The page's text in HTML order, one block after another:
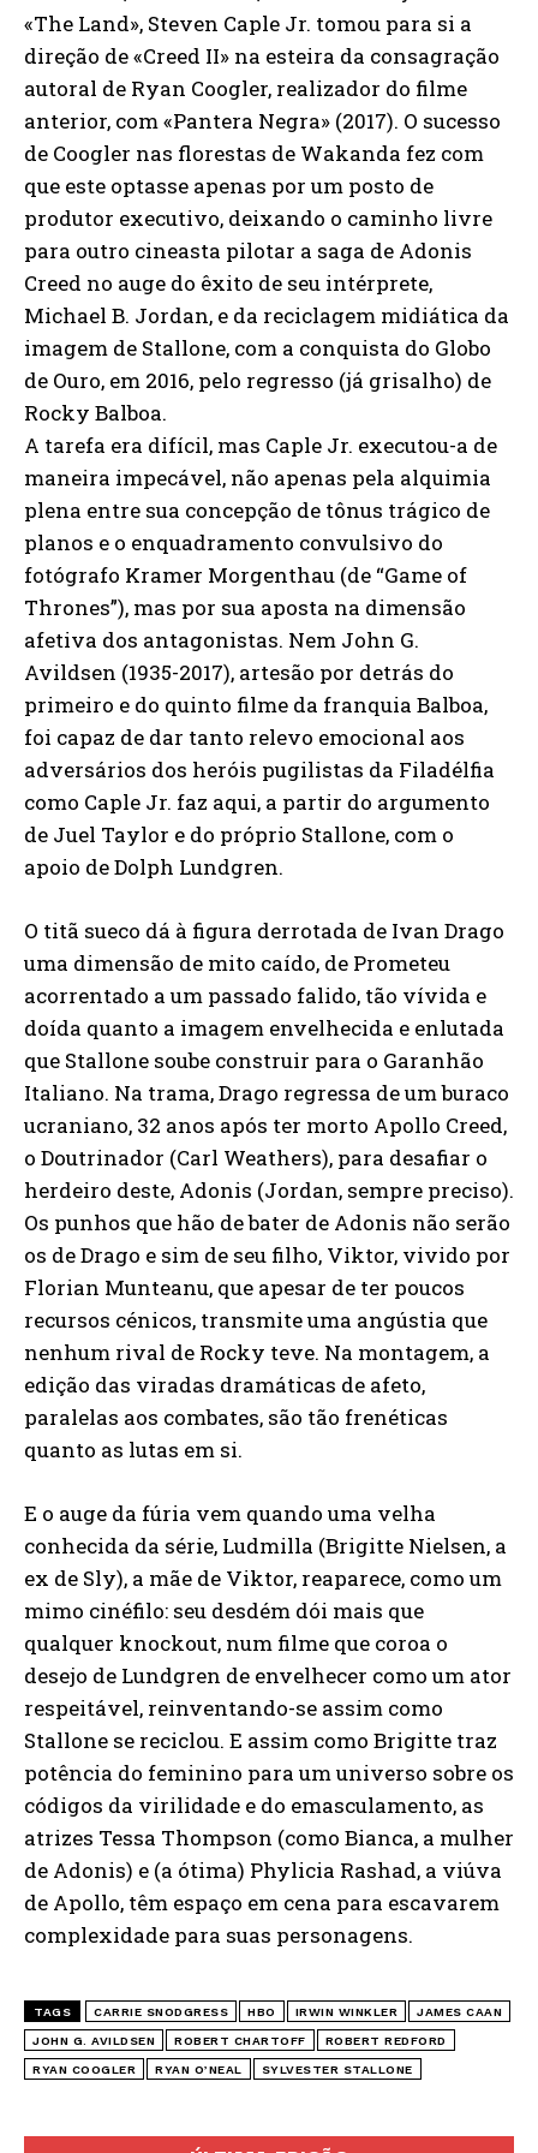
«The Land», Steven Caple Jr. tomou para si a
direção de «Creed II» na esteira da consagração
autoral de Ryan Coogler, realizador do filme
anterior, com «Pantera Negra» (2017). O sucesso
de Coogler nas florestas de Wakanda fez com
que este optasse apenas por um posto de
produtor executivo, deixando o caminho livre
para outro cineasta pilotar a saga de Adonis
Creed no auge do êxito de seu intérprete,
Michael B. Jordan, e da reciclagem midiática da
imagem de Stallone, com a conquista do Globo
de Ouro, em 2016, pelo regresso (já grisalho) de
Rocky Balboa.
A tarefa era difícil, mas Caple Jr. executou-a de
maneira impecável, não apenas pela alquimia
plena entre sua concepção de tônus trágico de
planos e o enquadramento convulsivo do
fotógrafo Kramer Morgenthau (de “Game of
Thrones”), mas por sua aposta na dimensão
afetiva dos antagonistas. Nem John G.
Avildsen (1935-2017), artesão por detrás do
primeiro e do quinto filme da franquia Balboa,
foi capaz de dar tanto relevo emocional aos
adversários dos heróis pugilistas da Filadélfia
como Caple Jr. faz aqui, a partir do argumento
de Juel Taylor e do próprio Stallone, com o
apoio de Dolph Lundgren.
O titã sueco dá à figura derrotada de Ivan Drago
uma dimensão de mito caído, de Prometeu
acorrentado a um passado falido, tão vívida e
doída quanto a imagem envelhecida e enlutada
que Stallone soube construir para o Garanhão
Italiano. Na trama, Drago regressa de um buraco
ucraniano, 32 anos após ter morto Apollo Creed,
o Doutrinador (Carl Weathers), para desafiar o
herdeiro deste, Adonis (Jordan, sempre preciso).
Os punhos que hão de bater de Adonis não serão
os de Drago e sim de seu filho, Viktor, vivido por
Florian Munteanu, que apesar de ter poucos
recursos cénicos, transmite uma angústia que
nenhum rival de Rocky teve. Na montagem, a
edição das viradas dramáticas de afeto,
paralelas aos combates, são tão frenéticas
quanto as lutas em si.
E o auge da fúria vem quando uma velha
conhecida da série, Ludmilla (Brigitte Nielsen, a
ex de Sly), a mãe de Viktor, reaparece, como um
mimo cinéfilo: seu desdém dói mais que
qualquer knockout, num filme que coroa o
desejo de Lundgren de envelhecer como um ator
respeitável, reinventando-se assim como
Stallone se reciclou. E assim como Brigitte traz
potência do feminino para um universo sobre os
códigos da virilidade e do emasculamento, as
atrizes Tessa Thompson (como Bianca, a mulher
de Adonis) e (a ótima) Phylicia Rashad, a viúva
de Apollo, têm espaço em cena para escavarem
complexidade para suas personagens.
TAGS CARRIE SNODGRESS HBO IRWIN WINKLER JAMES CAAN
JOHN G. AVILDSEN ROBERT CHARTOFF ROBERT REDFORD
RYAN COOGLER RYAN O’NEAL SYLVESTER STALLONE